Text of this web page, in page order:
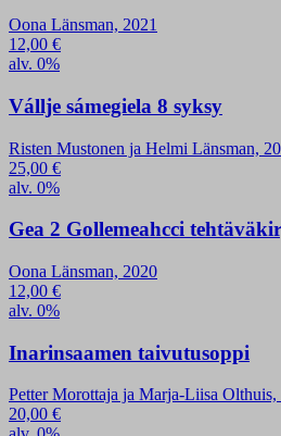
Oona Länsman, 2021
12,00 €
alv. 0%
Vállje sámegiela 8 syksy
Risten Mustonen ja Helmi Länsman,
25,00 €
alv. 0%
Gea 2 Gollemeahcci
Oona Länsman, 2020
12,00 €
alv. 0%
Inarinsaamen taivutusoppi
Petter Morottaja ja Marja-Liisa Olthuis,
20,00 €